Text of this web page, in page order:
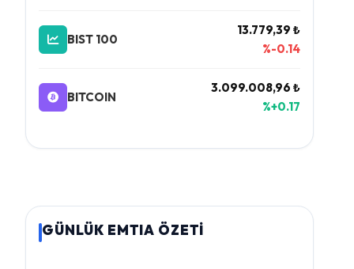
BIST 100
13.779,39 ₺
%-0.14
BITCOIN
3.099.008,96 ₺
%+0.17
GÜNLÜK EMTIA ÖZETİ